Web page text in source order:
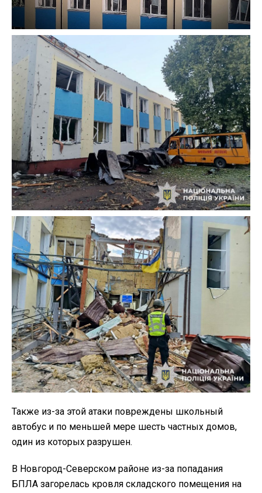
Также из-за этой атаки повреждены школьный
автобус и по меньшей мере шесть частных домов,
один из которых разрушен.
В Новгород-Северском районе из-за попадания
БПЛА загорелась кровля складского помещения на